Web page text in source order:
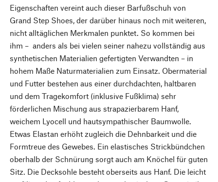
Eigenschaften vereint auch dieser Barfußschuh von
Grand Step Shoes, der darüber hinaus noch mit weiteren,
nicht alltäglichen Merkmalen punktet. So kommen bei
ihm – anders als bei vielen seiner nahezu vollständig aus
synthetischen Materialien gefertigten Verwandten – in
hohem Maße Naturmaterialien zum Einsatz. Obermaterial
und Futter bestehen aus einer durchdachten, haltbaren
und dem Tragekomfort (inklusive Fußklima) sehr
förderlichen Mischung aus strapazierbarem Hanf,
weichem Lyocell und hautsympathischer Baumwolle.
Etwas Elastan erhöht zugleich die Dehnbarkeit und die
Formtreue des Gewebes. Ein elastisches Strickbündchen
oberhalb der Schnürung sorgt auch am Knöchel für guten
Sitz. Die Decksohle besteht oberseits aus Hanf. Die leicht